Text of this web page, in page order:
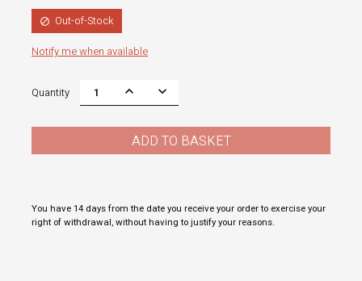

Out-of-Stock
Notify me when available
Quantity
ADD TO BASKET
You have 14 days from the date you receive your order to exercise your
right of withdrawal, without having to justify your reasons.